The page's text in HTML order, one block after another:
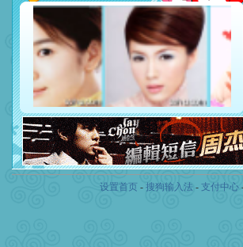
[
[
设置首页 - 搜狗输入法 - 支付中心